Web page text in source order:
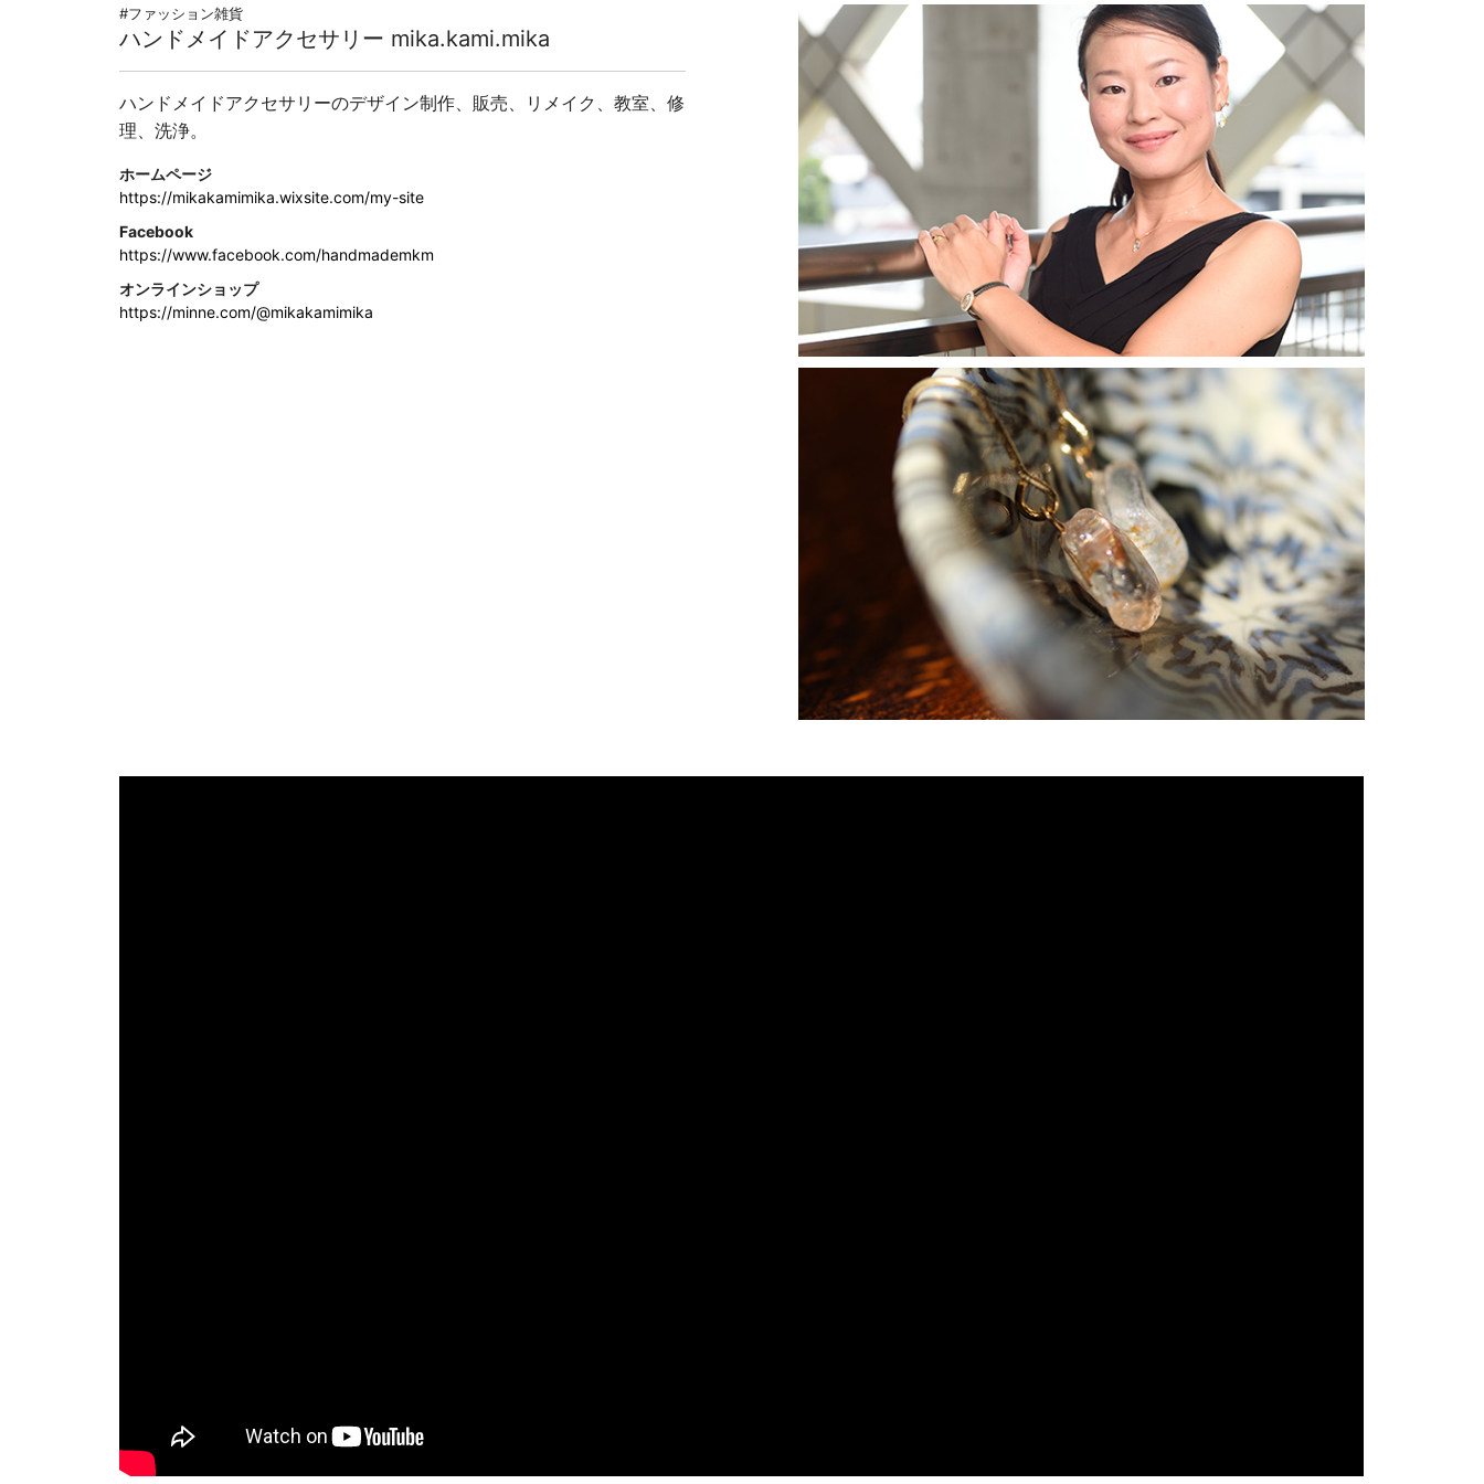
#ファッション雑貨
ハンドメイドアクセサリー mika.kami.mika
ハンドメイドアクセサリーのデザイン制作、販売、リメイク、教室、修
理、洗浄。
ホームページ
https://mikakamimika.wixsite.com/my-site
Facebook
https://www.facebook.com/handmademkm
オンラインショップ
https://minne.com/@mikakamimika